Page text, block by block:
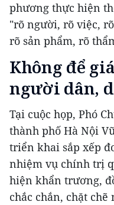
phương thực hiện
"rõ người, rõ việc,
rõ sản phẩm, rõ
Không để
người dân,
Tại cuộc họp, Phó
thành phố Hà Nội
triển khai sắp xếp
nhiệm vụ chính trị
hiện khẩn trương,
chắc chắn, chặt